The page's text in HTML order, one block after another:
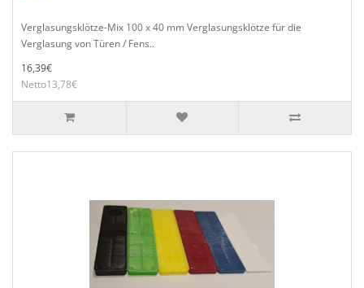
Verglasungsklötze-Mix 100 x 40 mm Verglasungsklötze für die
Verglasung von Türen / Fens..
16,39€
Netto13,78€